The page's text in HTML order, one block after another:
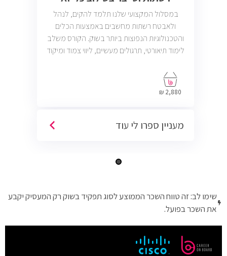
במסלול המקצועי שלנו תלמד להקים, לנהל
ולאבטח רשתות מחשבים באמצעות הכלים
והטכנולוגיות הנפוצות ביותר בשוק. הקורס משלב
לימוד תיאורטי, תרגולים מעשיים, ליווי צמוד ומיקוד
2,880 ₪
מעניין ספרו לי עוד
שימו לב: זה טווח השכר הממוצע לסוג תפקיד בשוק רק המעסיק יקבע
את השכר בפועל.